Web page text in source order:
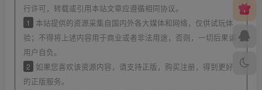
行许可，转载或引用本站文章应遵循相同协议。
1
本站提供的资源采集自国内外各大媒体和网络，仅供试玩体
验；不得将上述内容用于商业或者非法用途，否则，一切后果请
用户自负。
2
如果您喜欢该资源内容，请支持正版，购买注册，得到更好
的正版服务。